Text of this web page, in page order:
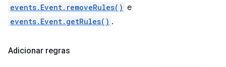
events.Event.removeRules() e
events.Event.getRules() .
Adicionar regras